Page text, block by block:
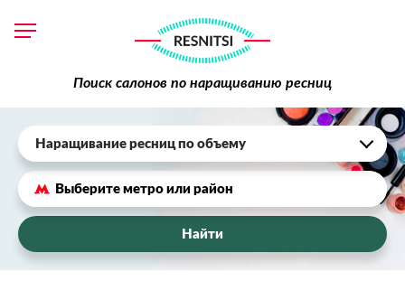
Поиск салонов по наращиванию ресниц
Наращивание ресниц по объему
Найти